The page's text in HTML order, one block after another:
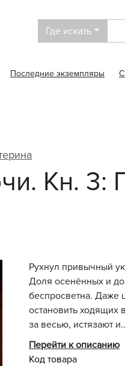
Где искать
Последние экземпляры
Кн. 3:
Рухнул привычный
Доля осенённых и
беспросветна. Даже
остановить ходящих
за весью, истязают
Перейти к описанию
Код товара